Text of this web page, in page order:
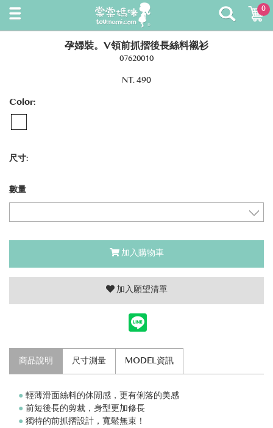
0
孕婦裝。V領前抓摺後長絲料襯衫
07620010
NT. 490
Color:
尺寸:
數量
加入購物車
加入願望清單
商品說明 尺寸測量 MODEL資訊
● 輕薄滑面絲料的休閒感，更有俐落的美感
● 前短後長的剪裁，身型更加修長
● 獨特的前抓摺設計，寬鬆無束！